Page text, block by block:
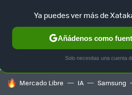
SELECCIÓN GAMING HOME
HOY SE HABLA DE
Mercado Libre IA Samsung
Ya puedes ver más de
Añádenos como
Solo necesitas una cuenta